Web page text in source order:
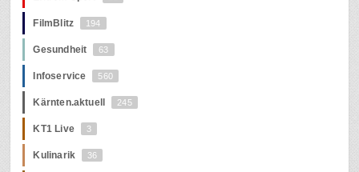
FilmBlitz 194
Gesundheit 63
Infoservice 560
Kärnten.aktuell 245
KT1 Live 3
Kulinarik 36